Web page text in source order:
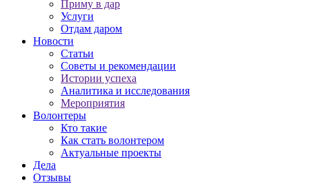
Приму в дар
Услуги
Отдам даром
Новости
Статьи
Советы и рекомендации
Истории успеха
Аналитика и исследования
Мероприятия
Волонтеры
Кто такие
Как стать волонтером
Актуальные проекты
Дела
Отзывы